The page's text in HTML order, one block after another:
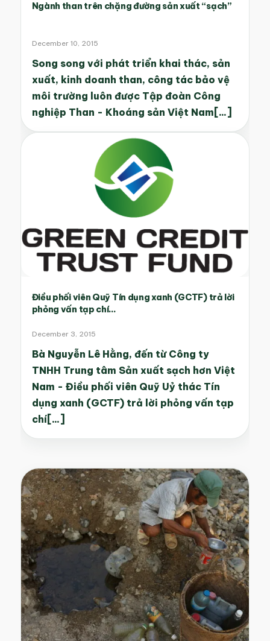
Ngành than trên chặng đường sản xuất “sạch”
December 10, 2015
Song song với phát triển khai thác, sản
xuất, kinh doanh than, công tác bảo vệ
môi trường luôn được Tập đoàn Công
nghiệp Than - Khoáng sản Việt Nam[...]
Điều phối viên Quỹ Tín dụng xanh (GCTF) trả lời
phỏng vấn tạp chí...
December 3, 2015
Bà Nguyễn Lê Hằng, đến từ Công ty
TNHH Trung tâm Sản xuất sạch hơn Việt
Nam - Điều phối viên Quỹ Uỷ thác Tín
dụng xanh (GCTF) trả lời phỏng vấn tạp
chí[...]